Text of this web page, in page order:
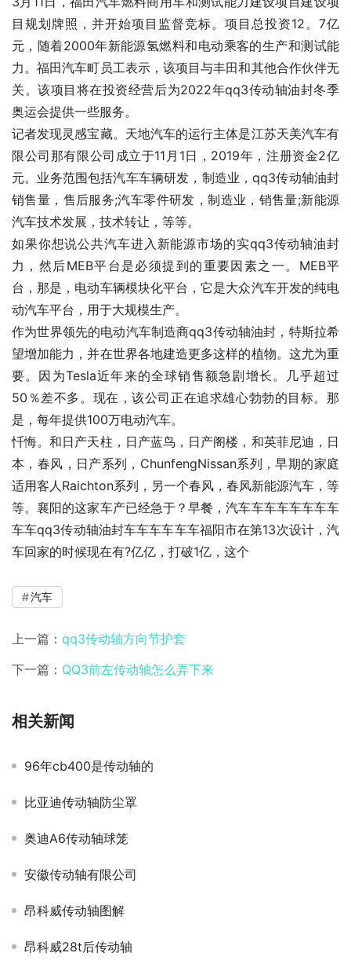
目规划牌照，并开始项目监督竞标。项目总投资12。7亿
元，随着2000年新能源氢燃料和电动乘客的生产和测试能
力。福田汽车町员工表示，该项目与丰田和其他合作伙伴无
关。该项目将在投资经营后为2022年qq3传动轴油封冬季
奥运会提供一些服务。
记者发现灵感宝藏。天地汽车的运行主体是江苏天美汽车有
限公司那有限公司成立于11月1日，2019年，注册资金2亿
元。业务范围包括汽车车辆研发，制造业，qq3传动轴油封
销售量，售后服务;汽车零件研发，制造业，销售量;新能源
汽车技术发展，技术转让，等等。
如果你想说公共汽车进入新能源市场的实qq3传动轴油封
力，然后MEB平台是必须提到的重要因素之一。MEB平
台，那是，电动车辆模块化平台，它是大众汽车开发的纯电
动汽车平台，用于大规模生产。
作为世界领先的电动汽车制造商qq3传动轴油封，特斯拉希
望增加能力，并在世界各地建造更多这样的植物。这尤为重
要。因为Tesla近年来的全球销售额急剧增长。几乎超过
50％差不多。现在，该公司正在追求雄心勃勃的目标。那
是，每年提供100万电动汽车。
忏悔。和日产天柱，日产蓝鸟，日产阁楼，和英菲尼迪，日
本，春风，日产系列，ChunfengNissan系列，早期的家庭
适用客人Raichton系列，另一个春风，春风新能源汽车，等
等。襄阳的这家车产已经急于？早餐，汽车车车车车车车车
车车qq3传动轴油封车车车车车车福阳市在第13次设计，汽
车回家的时候现在有?亿亿，打破1亿，这个
汽车
上一篇： qq3传动轴方向节护套
下一篇： QQ3前左传动轴怎么弄下来
相关新闻
96年cb400是传动轴的
比亚迪传动轴防尘罩
奥迪A6传动轴球笼
安徽传动轴有限公司
昂科威传动轴图解
昂科威28t后传动轴